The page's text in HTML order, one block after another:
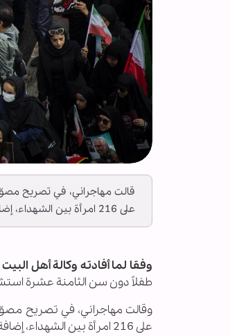
قالت مهاجراني، في تصريح
على 216 امرأة بين الشهداء، إضافة إلى 198 شهيداً دون سن 18 عاماً، بينهم 11 طفلاً دون سن الخامسة.
وفقا لما أفادته وكالة أهل البيت
طفلاً دون سن الثامنة عشرة
وقالت مهاجراني، في تصريح
على 216 امرأة بين الشهداء، إضافة إلى 198 شهيداً دون سن 18 عاماً، بينهم 11 طفلاً دون سن الخامسة.